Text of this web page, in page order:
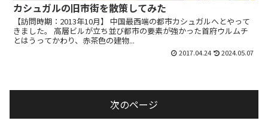
カシュガルの旧市街を散策してみた
【訪問時期：2013年10月】 中国最西端の都市カシュガルへとやって
きました。 高層ビルが立ち並び都市の要素が強かった首府ウルムチ
とはうってかわり、赤茶色の建物...
2017.04.24 2024.05.07
次のページ